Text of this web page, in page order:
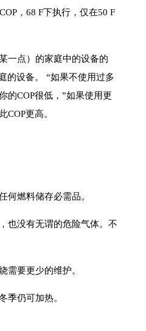
，68 F下执行，仅在50 F
一点）的家庭中的设备的
的设备。 “如果不使用过多
的COP很低，”如果使用更
COP更高。
何燃料储存必需品。
也没有无谓的危险气体。不
需要更少的维护。
季仍可加热。